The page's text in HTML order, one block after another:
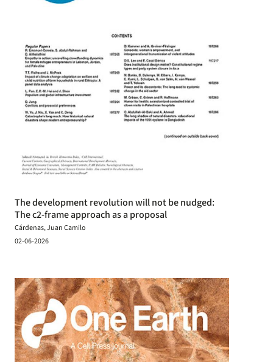
The development revolution will not be nudged:
The c2-frame approach as a proposal
Cárdenas, Juan Camilo
02-06-2026